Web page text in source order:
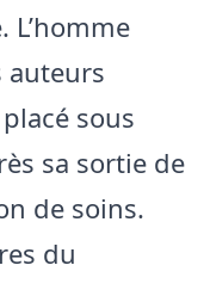
L’homme
auteurs
sous
sa sortie de
de soins.
du